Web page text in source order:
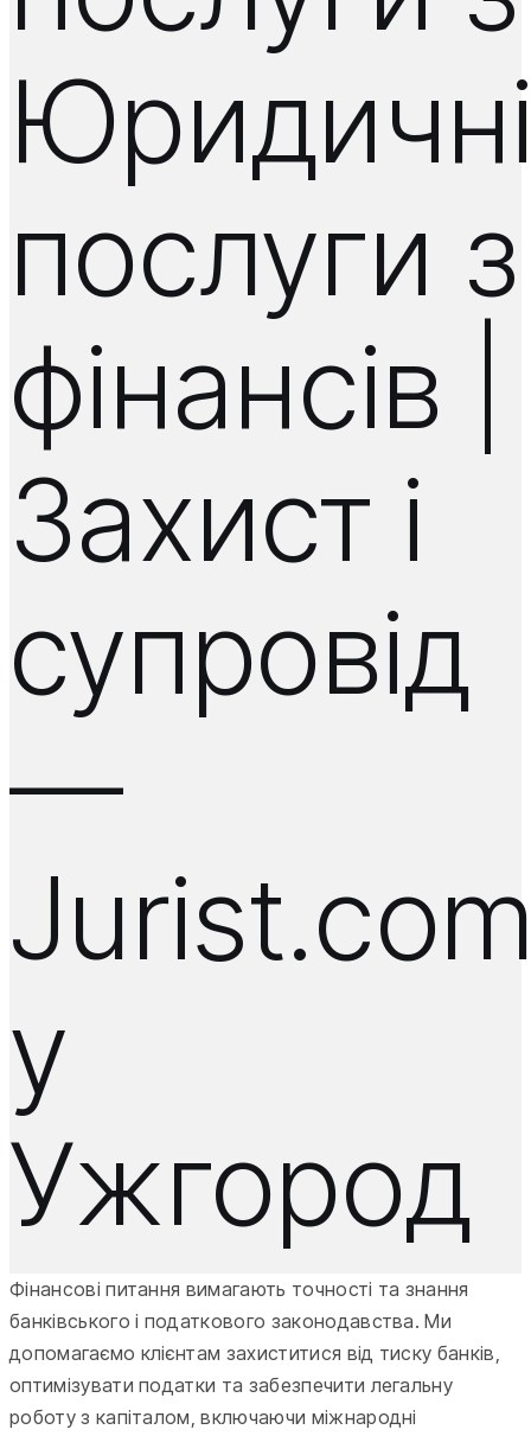
послуги з
фінансів |
Захист і
супровід
—
у
Ужгород
Фінансові питання вимагають точності та знання
банківського і податкового законодавства. Ми
допомагаємо клієнтам захиститися від тиску банків,
оптимізувати податки та забезпечити легальну
роботу з капіталом, включаючи міжнародні